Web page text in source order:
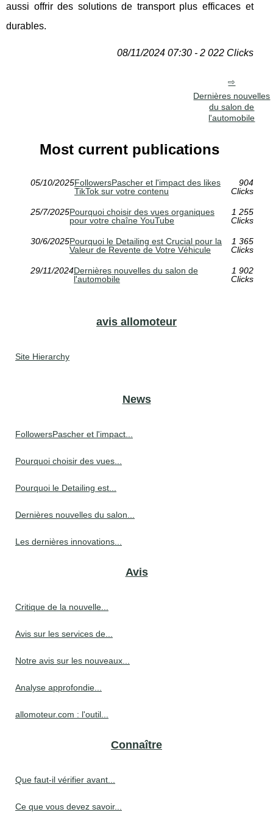
aussi offrir des solutions de transport plus efficaces et
durables.
08/11/2024 07:30 - 2 022 Clicks
Dernières nouvelles
du salon de
l'automobile
Most current publications
05/10/2025FollowersPascher et l'impact des likes
TikTok sur votre contenu
904
Clicks
25/7/2025Pourquoi choisir des vues organiques
pour votre chaîne YouTube
1 255
Clicks
30/6/2025Pourquoi le Detailing est Crucial pour la
Valeur de Revente de Votre Véhicule
1 365
Clicks
29/11/2024Dernières nouvelles du salon de
l'automobile
1 902
Clicks
avis allomoteur
Site Hierarchy
News
FollowersPascher et l'impact...
Pourquoi choisir des vues...
Pourquoi le Detailing est...
Dernières nouvelles du salon...
Les dernières innovations...
Avis
Critique de la nouvelle...
Avis sur les services de...
Notre avis sur les nouveaux...
Analyse approfondie...
allomoteur.com : l'outil...
Connaître
Que faut-il vérifier avant...
Ce que vous devez savoir...